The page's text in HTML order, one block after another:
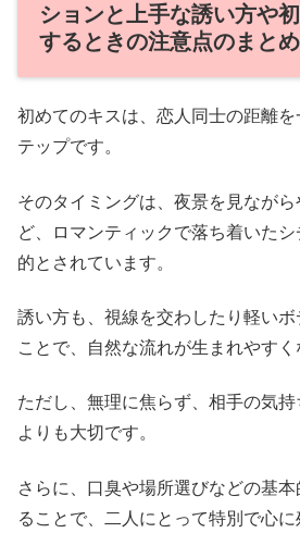
ションと上手な誘い方や
するときの注意点のまとめ
初めてのキスは、恋人同士の距離
テップです。
そのタイミングは、夜景を見なが
ど、ロマンティックで落ち着いた
的とされています。
誘い方も、視線を交わしたり軽い
ことで、自然な流れが生まれやすく
ただし、無理に焦らず、相手の気
よりも大切です。
さらに、口臭や場所選びなどの基
ることで、二人にとって特別で心